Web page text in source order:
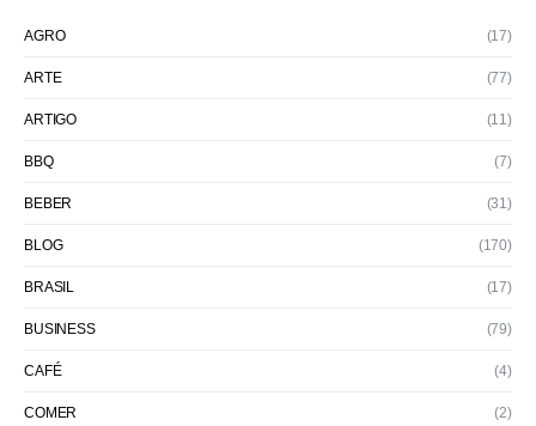
AGRO (17)
ARTE (77)
ARTIGO (11)
BBQ (7)
BEBER (31)
BLOG (170)
BRASIL (17)
BUSINESS (79)
CAFÉ (4)
COMER (2)